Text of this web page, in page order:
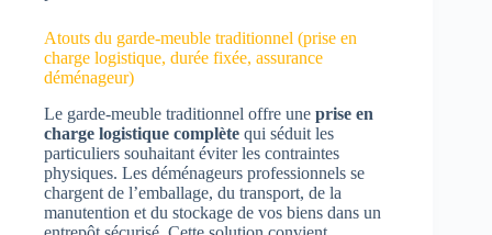
Atouts du garde-meuble traditionnel (prise en
charge logistique, durée fixée, assurance
déménageur)
Le garde-meuble traditionnel offre une prise en
charge logistique complète qui séduit les
particuliers souhaitant éviter les contraintes
physiques. Les déménageurs professionnels se
chargent de l’emballage, du transport, de la
manutention et du stockage de vos biens dans un